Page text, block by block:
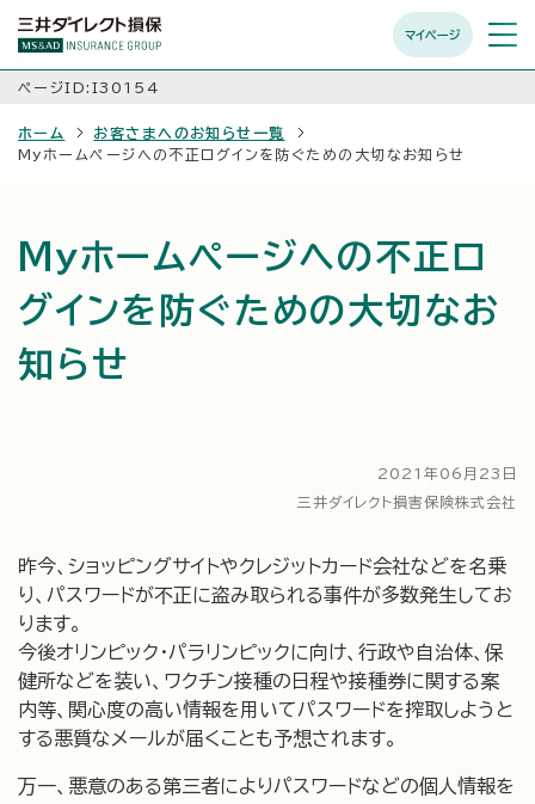
マイページ
メニュ
開く
ページID:I30154
ホーム
お客さまへのお知らせ一覧
Myホームページへの不正ログインを防ぐための大切なお知らせ
Myホームページへの不正ロ
グインを防ぐための大切なお
知らせ
2021年06月23日
三井ダイレクト損害保険株式会社
昨今、ショッピングサイトやクレジットカード会社などを名乗
り、パスワードが不正に盗み取られる事件が多数発生してお
ります。
今後オリンピック・パラリンピックに向け、行政や自治体、保
健所などを装い、ワクチン接種の日程や接種券に関する案
内等、関心度の高い情報を用いてパスワードを搾取しようと
する悪質なメールが届くことも予想されます。
万一、悪意のある第三者によりパスワードなどの個人情報を